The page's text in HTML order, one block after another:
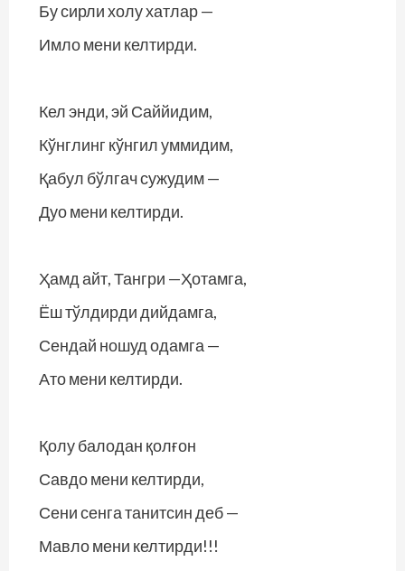
Бу сирли холу хатлар —
Имло мени келтирди.
Кел энди, эй Саййидим,
Кўнглинг кўнгил уммидим,
Қабул бўлгач сужудим —
Дуо мени келтирди.
Ҳамд айт, Тангри —Ҳотамга,
Ёш тўлдирди дийдамга,
Сендай ношуд одамга —
Ато мени келтирди.
Қолу балодан қолғон
Савдо мени келтирди,
Сени сенга танитсин деб —
Мавло мени келтирди!!!